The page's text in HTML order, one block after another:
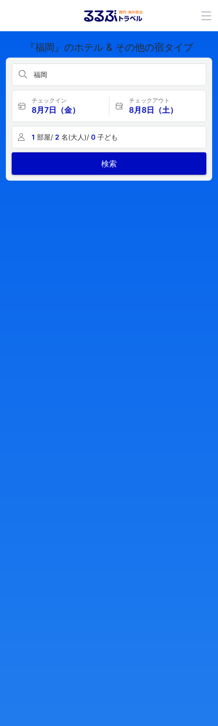
『福岡』のホテル & その他の宿タイプ
福岡
チェックイン
8月7日（金）
チェックアウト
8月8日（土）
1 部屋/ 2 名(大人)/ 0 子ども
検索